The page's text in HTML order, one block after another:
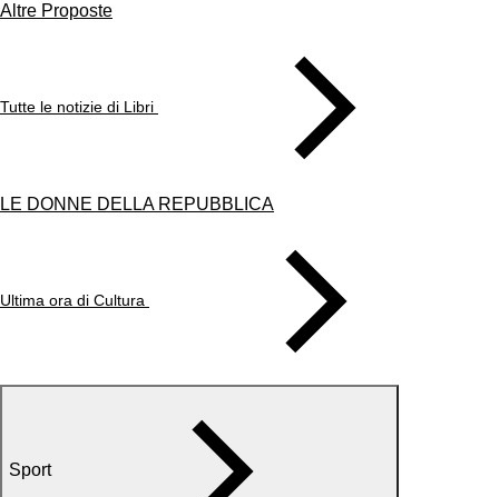
Altre Proposte
Tutte le notizie di Libri
LE DONNE DELLA REPUBBLICA
Ultima ora di Cultura
Sport